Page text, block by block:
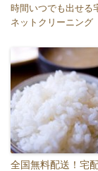
時間いつでも出せる
ネットクリーニング
全国無料配送！宅